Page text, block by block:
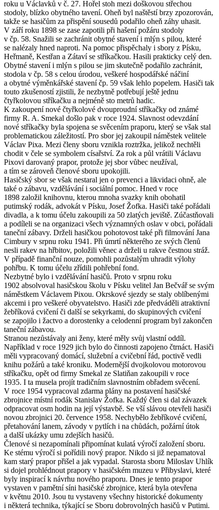
roku u Václavků v č. 27. Hořel stoh mezi doškovou střechou
stodoly, blízko obytného tavení. Oheň byl naštěstí brzy zpozorován,
takže se hasičům za přispění sousedů podařilo oheň záhy uhasit.
V září roku 1898 se zase zapotili při hašení požáru stodoly
v čp. 58. Snažili se zachránit obytné stavení i mlýn s pilou, které
se nalézaly hned naproti. Na pomoc přispěchaly i sbory z Písku,
Heřmaně, Kestřan a Zátaví se stříkačkou. Hasili prakticky celý den.
Obytné stavení i mlýn s pilou se jim skutečně podařilo zachránit,
stodola v čp. 58 s celou úrodou, veškeré hospodářské náčiní
a obytné výměnkářské stavení čp. 59 však lehlo popelem. Hasiči tak
touto zkušeností zjistili, že nezbytně potřebují ještě jednu
čtyřkolovou stříkačku a nejméně sto metrů hadic.
K zakoupení nové čtyřkolové dvouproudní stříkačky od známé
firmy R. A. Smekal došlo pak v roce 1924. Slavnost odevzdání
nové stříkačky byla spojena se svěcením praporu, který se však stal
problematickou záležitostí. Pro sbor jej zakoupil náměstek velitele
Václav Pixa. Mezi členy sboru vznikla roztržka, jelikož nechtěli
chodit v čele se symbolem císařství. Za rok a půl vrátili Václavu
Pixovi darovaný prapor, protože jej sbor vůbec neužíval,
a tím se zároveň členové sboru upokojili.
Hasičský sbor se však nestaral jen o prevenci a likvidaci ohně, ale
také o zábavu, vzdělávání i sociální pomoc. Hned v roce
1898 založil knihovnu, kterou mnoha svazky knih obohatil
putimský rodák, advokát v Písku, Josef Žofka. Hasiči také pořádali
divadla, a k tomu účelu zakoupili za 50 zlatých jeviště. Zúčastňovali
a podíleli se na organizaci všech významných oslav v obci, pořádali
taneční zábavy. Drželi hasičkou pohotovost také při filmování Jana
Cimbury v srpnu roku 1941. Při úmrtí některého ze svých členů
nesli rakev na hřbitov, položili věnec a drželi u rakve čestnou stráž.
V případě finanční nouze, pomohli pozůstalým uhradit výlohy
pohřbu. K tomu účelu zřídili pohřební fond.
Nezbytné bylo i vzdělávání hasičů. Proto v srpnu roku
1902 absolvoval hasičskou školu v Písku velitel Jan Bečvář se svým
náměstkem Václavem Pixou. Okrskové sjezdy se staly oblíbenými
akcemi i pro veškeré obyvatelstvo. Hasiči zde předváděli atraktivní
žebříková cvičení či další se sekyrkami, do skupinových cvičení
se zapojilo i žactvo a dorostenky a celodenní program byl zakončen
taneční zábavou.
Stranou nezůstávaly ani ženy, které měly svůj vlastní oddíl.
Například v roce 1929 jich bylo do činnosti zapojeno čtrnáct. Hasiči
měli vypracovaný domácí, služební a cvičební řád, poctivě vedli
knihu požárů a také kroniku. Modernější dvojkolovou motorovou
stříkačku, opět od firmy Smekal ze Slatiňan zakoupili v roce
1935. I ta musela projít tradičním slavnostním obřadem svěcení.
V roce 1954 vypracoval zdarma plány na postavení hasičské
zbrojnice místní rodák Stanislav Žofka. Každý člen si dal závazek
odpracovat osm hodin na její výstavbě. Se vší slávou otevřeli hasiči
novou zbrojnici 20. července 1958. Nechybělo žebříkové cvičení,
přetahování lanem, závody v pytlích i na chůdách, požární útok
a další ukázky umu zdejších hasičů.
Členové si nezapomínali připomínat kulatá výročí založení sboru.
Ke stému výročí si pořídili nový prapor. Nikdo si již nepamatoval
kam starý prapor přišel a jak vypadal. Starosta sboru Miloslav Uhlík
si dojel prohlédnout prapory v hasičském muzeu v Přibyslavi, které
byly inspirací k návrhu nového praporu. Dnes je tento prapor
vystaven v pamětní síni hasičské zbrojnice, která byla otevřena
v květnu 2010. Jsou tu vystaveny všechny historické dokumenty
i některá technika, týkající se Sboru dobrovolných hasičů v Putimi.